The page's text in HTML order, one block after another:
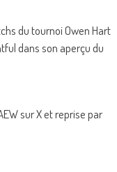
du tournoi Owen Hart
dans son aperçu du
sur X et reprise par